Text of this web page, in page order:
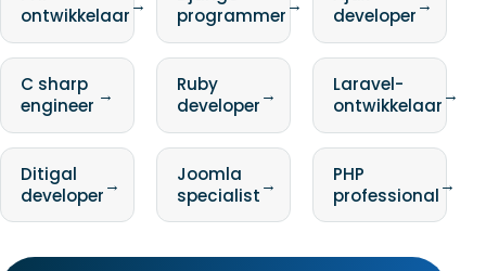
ontwikkelaar→
programmer→
developer→
C sharp
engineer →
Ruby
developer→
Laravel-
ontwikkelaar→
Ditigal
developer→
Joomla
specialist→
PHP
professional→